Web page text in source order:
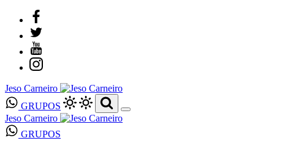
Jeso Carneiro
GRUPOS
Jeso Carneiro
GRUPOS